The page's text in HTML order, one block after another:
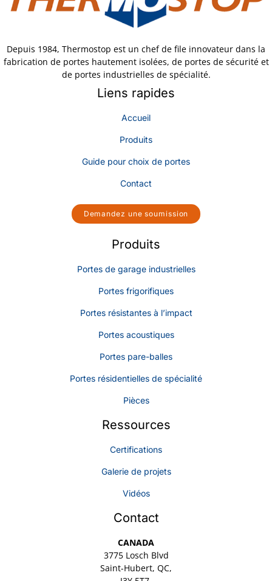
Depuis 1984, Thermostop est un chef de file innovateur dans la
fabrication de portes hautement isolées, de portes de sécurité et
de portes industrielles de spécialité.
Liens rapides
Accueil
Produits
Guide pour choix de portes
Contact
Demandez une soumission
Produits
Portes de garage industrielles
Portes frigorifiques
Portes résistantes à l’impact
Portes acoustiques
Portes pare-balles
Portes résidentielles de spécialité
Pièces
Ressources
Certifications
Galerie de projets
Vidéos
Contact
CANADA
3775 Losch Blvd
Saint-Hubert, QC,